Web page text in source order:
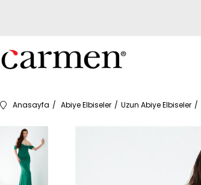
Anasayfa Abiye Elbiseler Uzun Abiye Elbiseler